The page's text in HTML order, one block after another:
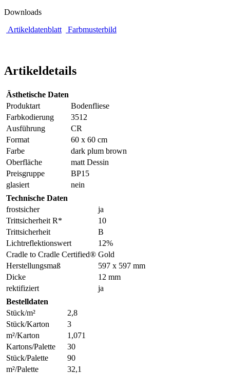
Downloads
Artikeldatenblatt
Farbmusterbild
Artikeldetails
Ästhetische Daten
Produktart
Bodenfliese
Farbkodierung
3512
Ausführung
CR
Format
60 x 60 cm
Farbe
dark plum brown
Oberfläche
matt Dessin
Preisgruppe
BP15
glasiert
nein
Technische Daten
frostsicher
ja
Trittsicherheit R*
10
Trittsicherheit
B
Lichtreflektionswert
12%
Cradle to Cradle Certified® Gold
Herstellungsmaß
597 x 597 mm
Dicke
12 mm
rektifiziert
ja
Bestelldaten
Stück/m²
2,8
Stück/Karton
3
m²/Karton
1,071
Kartons/Palette
30
Stück/Palette
90
m²/Palette
32,1